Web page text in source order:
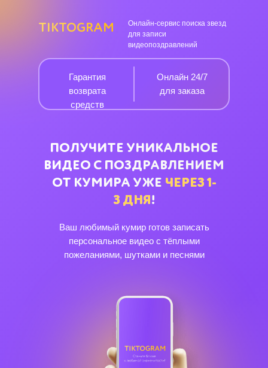
TIKTOGRAM
Ваш любимый кумир готов записать
персональное видео с тёплыми
пожеланиями, шутками и песнями
Онлайн-сервис поиска звезд
для записи
видеопоздравлений
ПОЛУЧИТЕ УНИКАЛЬНОЕ
ВИДЕО С ПОЗДРАВЛЕНИЕМ
ОТ КУМИРА УЖЕ ЧЕРЕЗ 1-
3 ДНЯ!
Онлайн 24/7
для заказа
Гарантия
возврата
средств